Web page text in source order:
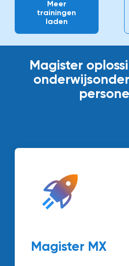
Meer
trainingen
laden
Magister
Magister MX
Een innovatief platform
leerlingenadministratie,